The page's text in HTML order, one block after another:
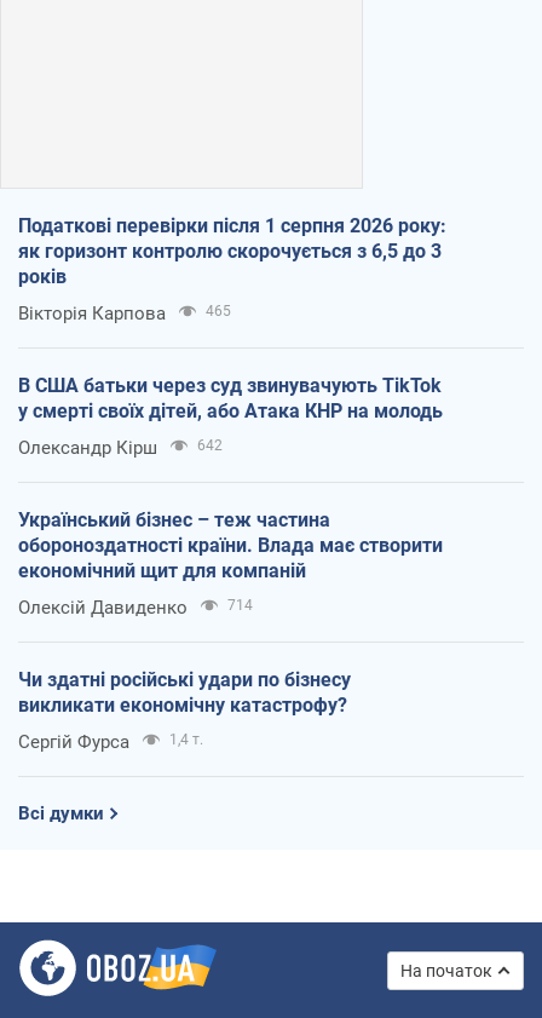
Податкові перевірки після 1 серпня 2026 року:
як горизонт контролю скорочується з 6,5 до 3
років
Вікторія Карпова 465
В США батьки через суд звинувачують TikTok
у смерті своїх дітей, або Атака КНР на молодь
Олександр Кірш 642
Український бізнес – теж частина
обороноздатності країни. Влада має створити
економічний щит для компаній
Олексій Давиденко 714
Чи здатні російські удари по бізнесу
викликати економічну катастрофу?
Сергій Фурса 1,4 т.
Всі думки
На початок